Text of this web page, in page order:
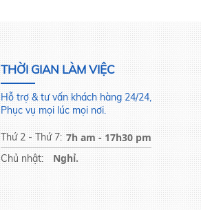
THỜI GIAN LÀM VIỆC
Hỗ trợ & tư vấn khách hàng 24/24,
Phục vụ mọi lúc mọi nơi.
Thứ 2 - Thứ 7: 7h am - 17h30 pm
Chủ nhật: Nghỉ.